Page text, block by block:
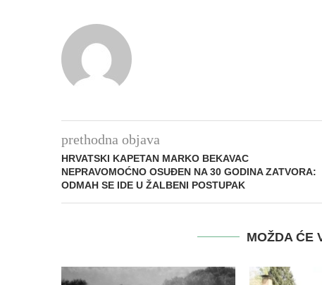
prethodna objava
HRVATSKI KAPETAN MARKO BEKAVAC
NEPRAVOMOĆNO OSUĐEN NA 30 GODINA ZATVORA:
ODMAH SE IDE U ŽALBENI POSTUPAK
MOŽDA ĆE